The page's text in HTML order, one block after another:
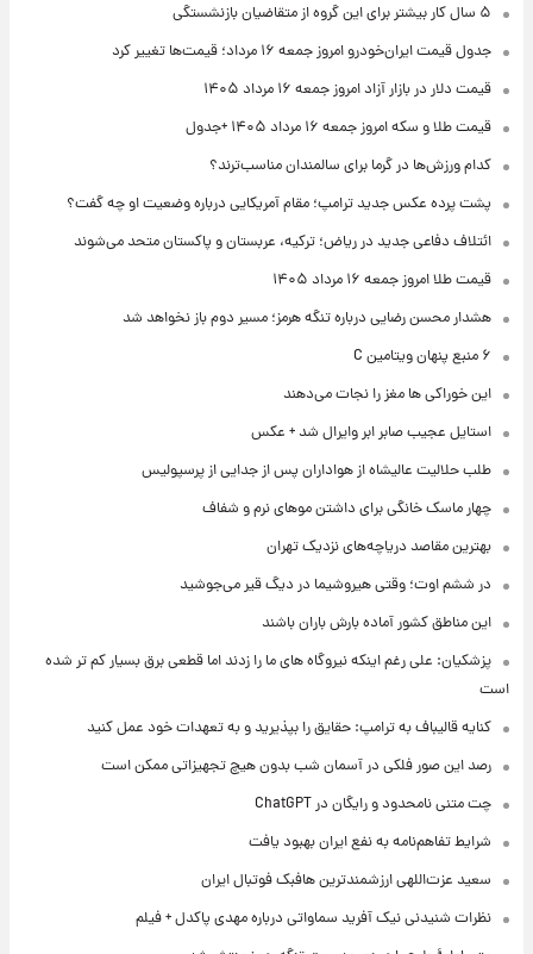
۵ سال کار بیشتر برای این گروه از متقاضیان بازنشستگی
جدول قیمت ایران‌خودرو امروز جمعه ۱۶ مرداد؛ قیمت‌ها تغییر کرد
قیمت دلار در بازار آزاد امروز جمعه ۱۶ مرداد ۱۴۰۵
قیمت طلا و سکه امروز جمعه ۱۶ مرداد ۱۴۰۵ +جدول
کدام ورزش‌ها در گرما برای سالمندان مناسب‌ترند؟
پشت پرده عکس جدید ترامپ؛ مقام آمریکایی درباره وضعیت او چه گفت؟
ائتلاف دفاعی جدید در ریاض؛ ترکیه، عربستان و پاکستان متحد می‌شوند
قیمت طلا امروز جمعه ۱۶ مرداد ۱۴۰۵
هشدار محسن رضایی درباره تنگه هرمز؛ مسیر دوم باز نخواهد شد
۶ منبع پنهان ویتامین C
این خوراکی ها مغز را نجات می‌دهند
استایل عجیب صابر ابر وایرال شد + عکس
طلب حلالیت عالیشاه از هواداران پس از جدایی از پرسپولیس
چهار ماسک خانگی برای داشتن موهای نرم و شفاف
بهترین مقاصد دریاچه‌های نزدیک تهران
در ششم اوت؛ وقتی هیروشیما در دیگ قیر می‌جوشید
این مناطق کشور آماده بارش باران باشند
پزشکیان: علی رغم اینکه نیروگاه های ما را زدند اما قطعی برق بسیار کم تر شده
است
کنایه قالیباف به ترامپ: حقایق را بپذیرید و به تعهدات خود عمل کنید
رصد این صور فلکی در آسمان شب بدون هیچ تجهیزاتی ممکن است
چت متنی نامحدود و رایگان در ChatGPT
شرایط تفاهم‌نامه به نفع ایران بهبود یافت
سعید عزت‌اللهی ارزشمندترین هافبک فوتبال ایران
نظرات شنیدنی نیک آفرید سماواتی درباره مهدی پاکدل + فیلم